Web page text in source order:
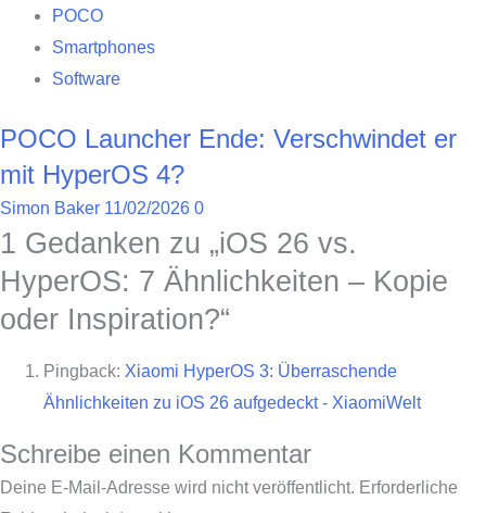
POCO
Smartphones
Software
POCO Launcher Ende: Verschwindet er
mit HyperOS 4?
Simon Baker 11/02/2026 0
1 Gedanken zu „iOS 26 vs.
HyperOS: 7 Ähnlichkeiten – Kopie
oder Inspiration?“
Pingback: Xiaomi HyperOS 3: Überraschende
Ähnlichkeiten zu iOS 26 aufgedeckt - XiaomiWelt
Schreibe einen Kommentar
Deine E-Mail-Adresse wird nicht veröffentlicht. Erforderliche